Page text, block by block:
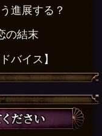
進展する？
の結末
バイス】